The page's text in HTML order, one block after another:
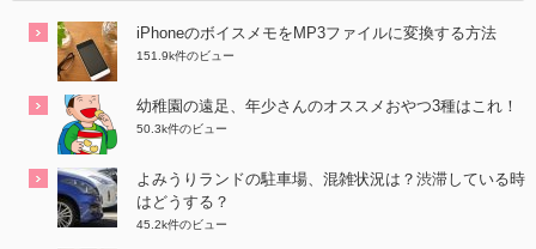
iPhoneのボイスメモをMP3ファイルに変換する方法
151.9k件のビュー
幼稚園の遠足、年少さんのオススメおやつ3種はこれ！
50.3k件のビュー
よみうりランドの駐車場、混雑状況は？渋滞している時
はどうする？
45.2k件のビュー